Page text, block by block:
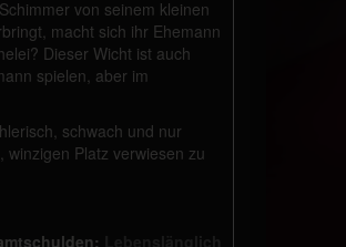
von seinem kleinen
macht sich ihr Ehemann
Dieser Wicht ist auch
spielen, aber im
schwach und nur
Platz verwiesen zu